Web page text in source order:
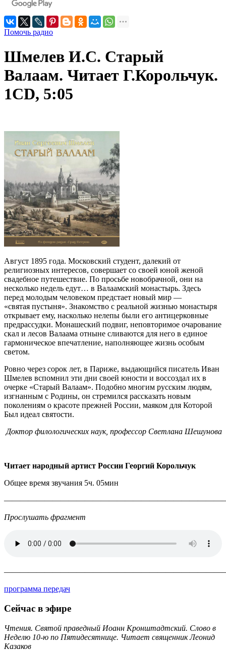
Помочь радио
Шмелев И.С. Старый
Валаам. Читает Г.Корольчук.
1CD, 5:05
Август 1895 года. Московский студент, далекий от
религиозных интересов, совершает со своей юной женой
свадебное путешествие. По просьбе новобрачной, они на
несколько недель едут… в Валаамский монастырь. Здесь
перед молодым человеком предстает новый мир —
«святая пустыня». Знакомство с реальной жизнью монастыря
открывает ему, насколько нелепы были его антицерковные
предрассудки. Монашеский подвиг, неповторимое очарование
скал и лесов Валаама отныне сливаются для него в единое
гармоническое впечатление, наполняющее жизнь особым
светом.
Ровно через сорок лет, в Париже, выдающийся писатель Иван
Шмелев вспомнил эти дни своей юности и воссоздал их в
очерке «Старый Валаам». Подобно многим русским людям,
изгнанным с Родины, он стремился рассказать новым
поколениям о красоте прежней России, маяком для Которой
Был идеал святости.
Доктор филологических наук, профессор Светлана Шешунова
Читает народный артист России Георгий Корольчук
Общее время звучания 5ч. 05мин
Прослушать фрагмент
программа передач
Сейчас в эфире
Чтения. Святой праведный Иоанн Кронштадтский. Слово в
Неделю 10-ю по Пятидесятнице. Читает священник Леонид
Казаков